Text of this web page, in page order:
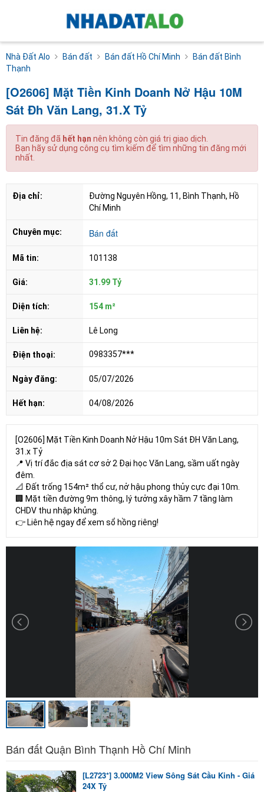
Nhà Đất Alo Bán đất Bán đất Hồ Chí Minh
Bán đất Bình
Thạnh
[O2606] Mặt Tiền Kinh Doanh Nở Hậu 10M
Sát Đh Văn Lang, 31.X Tỷ
Tin đăng đã hết hạn nên không còn giá trị giao dịch.
Bạn hãy sử dụng công cụ tìm kiếm để tìm những tin đăng mới
nhất.
Địa chỉ:
Đường Nguyên Hồng, 11, Bình Thạnh, Hồ
Chí Minh
Chuyên mục: Bán đất
Mã tin: 101138
Giá: 31.99 Tỷ
Diện tích: 154 m²
Liên hệ: Lê Long
Điện thoại: 0983357***
Ngày đăng: 05/07/2026
Hết hạn: 04/08/2026
[O2606] Mặt Tiền Kinh Doanh Nở Hậu 10m Sát ĐH Văn Lang,
31.x Tỷ
📍 Vị trí đắc địa sát cơ sở 2 Đại học Văn Lang, sầm uất ngày
đêm.
📐 Đất trống 154m² thổ cư, nở hậu phong thủy cực đại 10m.
🏢 Mặt tiền đường 9m thông, lý tưởng xây hầm 7 tầng làm
CHDV thu nhập khủng.
👉 Liên hệ ngay để xem sổ hồng riêng!
Bán đất Quận Bình Thạnh Hồ Chí Minh
[L2723*] 3.000M2 View Sông Sát Cầu Kinh - Giá
24X Tỷ